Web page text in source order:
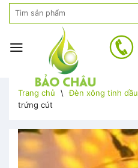
SkipSearch
Trang chủ \ Đèn xông tinh dầu
trứng cút